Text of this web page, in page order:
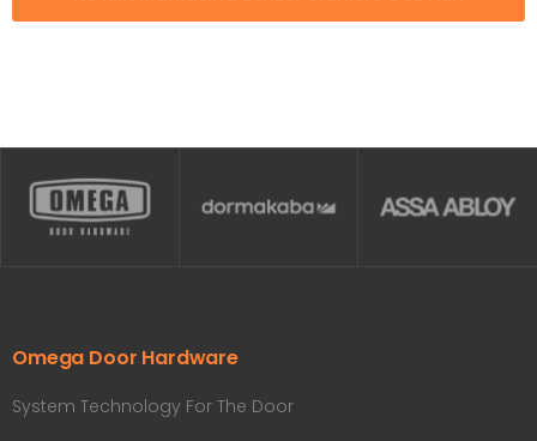
Omega Door Hardware
System Technology For The Door